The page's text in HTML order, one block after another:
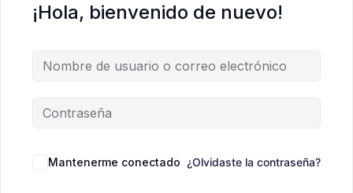
¡Hola, bienvenido de nuevo!
Mantenerme conectado ¿Olvidaste la contraseña?